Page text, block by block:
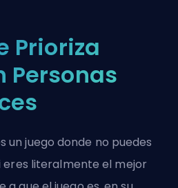
Prioriza
Personas
un juego donde no puedes
eres literalmente el mejor